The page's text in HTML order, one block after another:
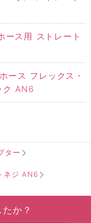
ース用 ストレート
ース フレックス・
ク AN6
ター
ネジ AN6
か？